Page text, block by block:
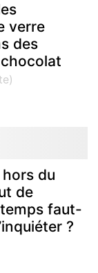
verre
des
du
de
faut-
?